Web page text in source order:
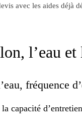
avec les aides déjà
l’eau
fréquence
capacité